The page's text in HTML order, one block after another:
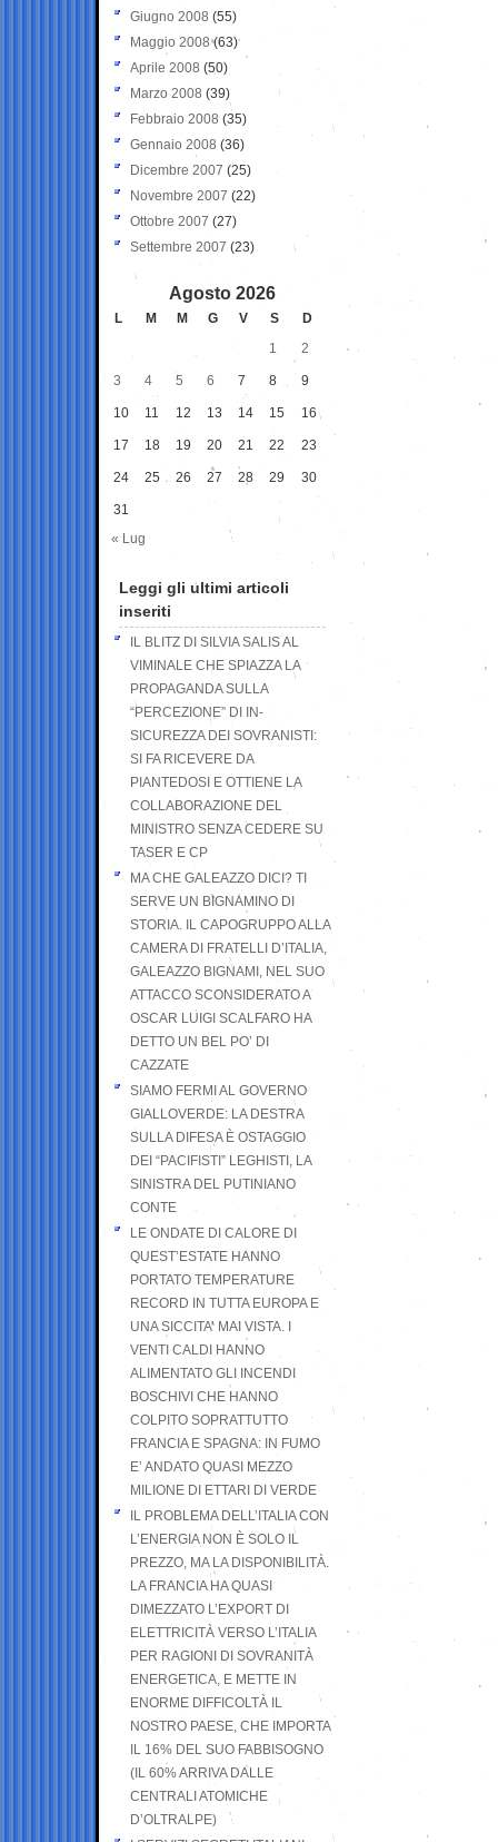
Giugno 2008 (55)
Maggio 2008(63)
Aprile 2008 (50)
Marzo 2008 (39)
Febbraio 2008 (35)
Gennaio 2008 (36)
Dicembre 2007 (25)
Novembre 2007 (22)
Ottobre 2007 (27)
Settembre 2007 (23)
Agosto 2026
L M M G V S
D
1
2
3 4 5 6 7 8 9
10 11 12 13 14 15 16
17 18 19 20 21 22 23
24 25 26 27 28 29 30
31
« Lug
Leggi gli ultimi articoli
inseriti
IL BLITZ DI SILVIA SALIS AL
VIMINALE CHE SPIAZZA LA
PROPAGANDA SULLA
“PERCEZIONE” DI IN-
SICUREZZA DEI SOVRANISTI:
SI FA RICEVERE DA
PIANTEDOSI E OTTIENE LA
COLLABORAZIONE DEL
MINISTRO SENZA CEDERE SU
TASER E CP
MA CHE GALEAZZO DICI? TI
SERVE UN BIGNAMINO DI
STORIA. IL CAPOGRUPPO ALLA
CAMERA DI FRATELLI D’ITALIA,
GALEAZZO BIGNAMI, NEL SUO
ATTACCO SCONSIDERATO A
OSCAR LUIGI SCALFARO HA
DETTO UN BEL PO’ DI
CAZZATE
SIAMO FERMI AL GOVERNO
GIALLOVERDE: LA DESTRA
SULLA DIFESA È OSTAGGIO
DEI “PACIFISTI” LEGHISTI, LA
SINISTRA DEL PUTINIANO
CONTE
LE ONDATE DI CALORE DI
QUEST’ESTATE HANNO
PORTATO TEMPERATURE
RECORD IN TUTTA EUROPA E
UNA SICCITA’ MAI VISTA. I
VENTI CALDI HANNO
ALIMENTATO GLI INCENDI
BOSCHIVI CHE HANNO
COLPITO SOPRATTUTTO
FRANCIA E SPAGNA: IN FUMO
E’ ANDATO QUASI MEZZO
MILIONE DI ETTARI DI VERDE
IL PROBLEMA DELL’ITALIA CON
L’ENERGIA NON È SOLO IL
PREZZO, MA LA DISPONIBILITÀ.
LA FRANCIA HA QUASI
DIMEZZATO L’EXPORT DI
ELETTRICITÀ VERSO L’ITALIA
PER RAGIONI DI SOVRANITÀ
ENERGETICA, E METTE IN
ENORME DIFFICOLTÀ IL
NOSTRO PAESE, CHE IMPORTA
IL 16% DEL SUO FABBISOGNO
(IL 60% ARRIVA DALLE
CENTRALI ATOMICHE
D’OLTRALPE)